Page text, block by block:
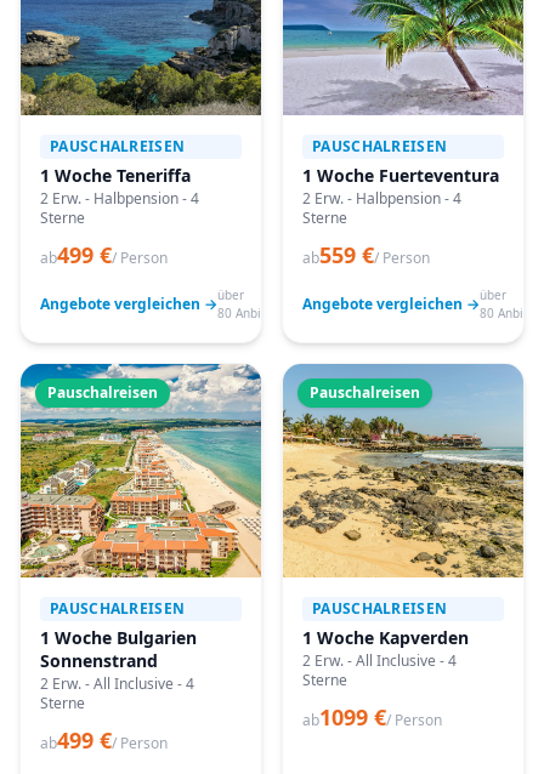
PAUSCHALREISEN
1 Woche Teneriffa
2 Erw. - Halbpension - 4
Sterne
ab499 €/ Person
Angebote vergleichen →über
80 Anbieter
PAUSCHALREISEN
1 Woche Fuerteventura
2 Erw. - Halbpension - 4
Sterne
ab559 €/ Person
Angebote vergleichen →über
80
Pauschalreisen
PAUSCHALREISEN
1 Woche Bulgarien
Sonnenstrand
2 Erw. - All Inclusive - 4
Sterne
ab499 €/ Person
Pauschalreisen
PAUSCHALREISEN
1 Woche Kapverden
2 Erw. - All Inclusive - 4
Sterne
ab1099 €/ Person